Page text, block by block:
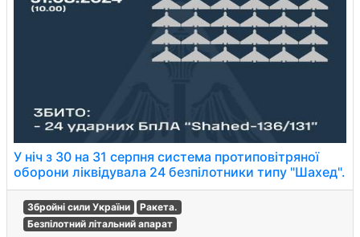
У ніч з 30 на 31 серпня система протиповітряної
оборони ліквідувала 24 безпілотники типу "Шахед".
Збройні сили України
Ракета.
Безпілотний літальний апарат